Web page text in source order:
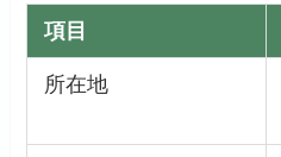
項目
所在地